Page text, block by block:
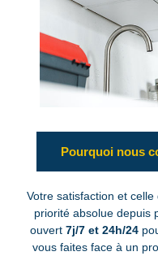
Pourquoi nous
Votre satisfaction et
priorité absolue depuis
ouvert 7j/7 et 24h/24
vous faites face à un